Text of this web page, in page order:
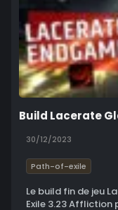
Build Lacerate
30/12/2023
Path-of-exile
Le build fin de jeu
Exile 3.23 Affliction